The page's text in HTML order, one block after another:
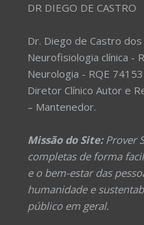
DR DIEGO DE CASTRO
Dr. Diego de Castro dos
Neurofisiologia clínica -
Neurologia - RQE 74153
Diretor Clínico Autor e
– Mantenedor.
Missão do Site:Prover
completas de forma
e o bem-estar das
humanidade e
público em geral.